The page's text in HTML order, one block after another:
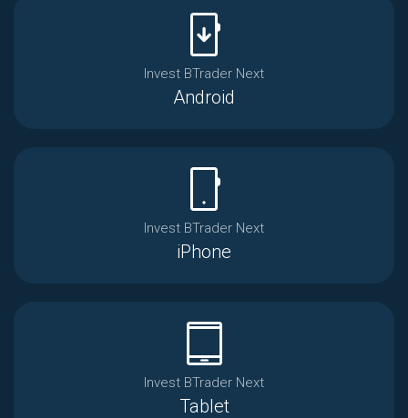
mobile_arrow_down
Invest BTrader Next
Android
mobile_2
Invest BTrader Next
iPhone
tablet_android
Invest BTrader Next
Tablet